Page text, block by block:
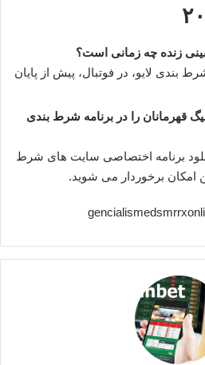
زنده چه زمانی است؟
بندی لایو، در فوتبال، پیش از پایان
قهرمانان را در برنامه شرط بندی
برنامه اختصاصی سایت های شرط
امکان برخوردار می شوید.